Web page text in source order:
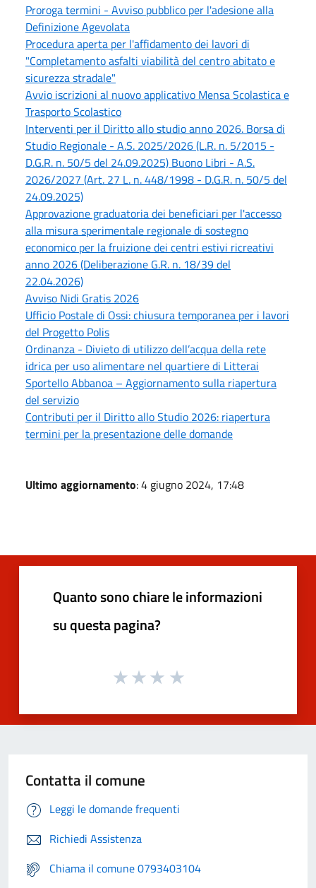
Proroga termini - Avviso pubblico per l'adesione alla
Definizione Agevolata
Procedura aperta per l'affidamento dei lavori di
"Completamento asfalti viabilità del centro abitato e
sicurezza stradale"
Avvio iscrizioni al nuovo applicativo Mensa Scolastica e
Trasporto Scolastico
Interventi per il Diritto allo studio anno 2026. Borsa di
Studio Regionale - A.S. 2025/2026 (L.R. n. 5/2015 -
D.G.R. n. 50/5 del 24.09.2025) Buono Libri - A.S.
2026/2027 (Art. 27 L. n. 448/1998 - D.G.R. n. 50/5 del
24.09.2025)
Approvazione graduatoria dei beneficiari per l'accesso
alla misura sperimentale regionale di sostegno
economico per la fruizione dei centri estivi ricreativi
anno 2026 (Deliberazione G.R. n. 18/39 del
22.04.2026)
Avviso Nidi Gratis 2026
Ufficio Postale di Ossi: chiusura temporanea per i lavori
del Progetto Polis
Ordinanza - Divieto di utilizzo dell’acqua della rete
idrica per uso alimentare nel quartiere di Litterai
Sportello Abbanoa – Aggiornamento sulla riapertura
del servizio
Contributi per il Diritto allo Studio 2026: riapertura
termini per la presentazione delle domande
Ultimo aggiornamento: 4 giugno 2024, 17:48
Quanto sono chiare le informazioni
su questa pagina?
Contatta il comune
Leggi le domande frequenti
Richiedi Assistenza
Chiama il comune 0793403104